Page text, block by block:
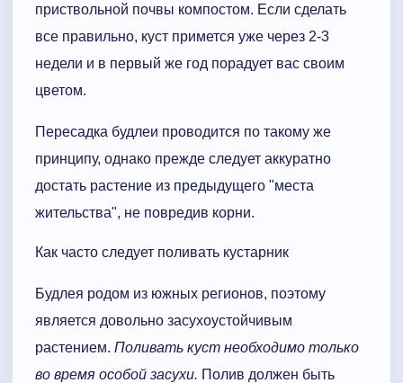
приствольной почвы компостом. Если сделать
все правильно, куст примется уже через 2-3
недели и в первый же год порадует вас своим
цветом.
Пересадка будлеи проводится по такому же
принципу, однако прежде следует аккуратно
достать растение из предыдущего "места
жительства", не повредив корни.
Как часто следует поливать кустарник
Будлея родом из южных регионов, поэтому
является довольно засухоустойчивым
растением. Поливать куст необходимо только
во время особой засухи. Полив должен быть